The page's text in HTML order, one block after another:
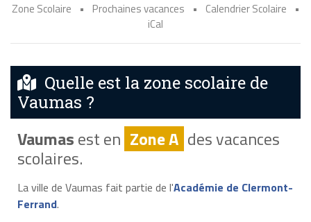
Zone Scolaire • Prochaines vacances • Calendrier Scolaire
•
iCal
Quelle est la zone scolaire de
Vaumas ?
Vaumasest en Zone A des vacances
scolaires.
La ville de Vaumas fait partie de l'Académie de Clermont-
Ferrand.